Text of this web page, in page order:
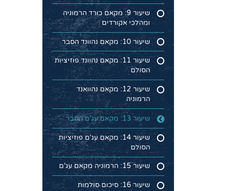
שיעור 9: מקאם כורד הרמוניה
ומהלכי אקורדים
שיעור 10: מקאם נהוונד הסבר
שיעור 11: מקאם נהוונד פוזיציות
הסולם
שיעור 12: מקאם נהוואנד
הרמוניה
שיעור 13: מקאם עג'ם הסבר
שיעור 14: מקאם עג'ם פוזיציות
הסולם
שיעור 15: הרמוניה מקאם עג'ם
שיעור 16: סיכום סולמות